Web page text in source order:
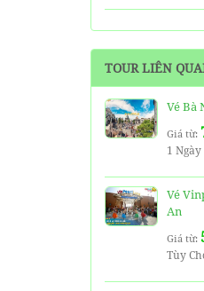
25
TOP
HẤP
nào?
cáp
Ninh
TAM
TOUR LIÊN
Vé Bà
Giá từ:
1 Ngày
Vé
An
Giá từ:
Tùy